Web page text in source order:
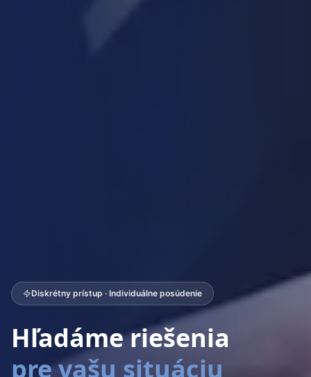
Diskrétny prístup · Individuálne posúdenie
Hľadáme riešenia
pre vašu situáciu